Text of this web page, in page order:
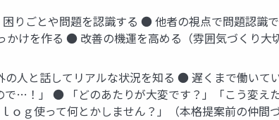
りごとや問題を認識する ● 他者の視点で問題認識
けを作る ● 改善の機運を高める（雰囲気づくり大
人と話してリアルな状況を知る ● 遅くまで働いて
で…！」 ● 「どのあたりが大変です？」「こう変
ｇ使って何とかしません？」（本格提案前の仲間づ